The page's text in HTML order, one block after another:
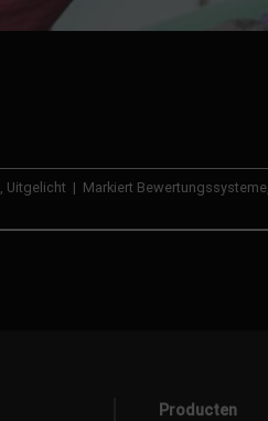
Uitgelicht | Markiert Bewertungssysteme
Producten